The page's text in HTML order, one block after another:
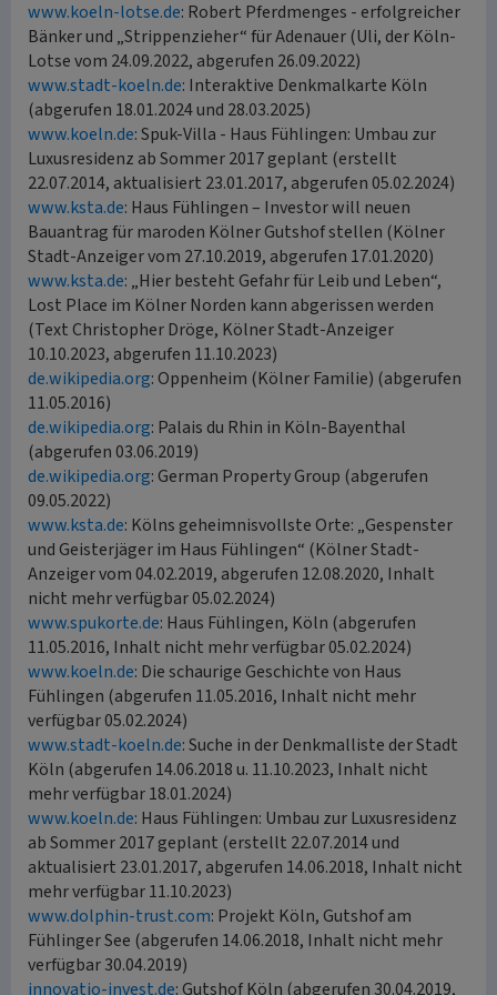
www.koeln-lotse.de: Robert Pferdmenges - erfolgreicher
Bänker und „Strippenzieher“ für Adenauer (Uli, der Köln-
Lotse vom 24.09.2022, abgerufen 26.09.2022)
www.stadt-koeln.de: Interaktive Denkmalkarte Köln
(abgerufen 18.01.2024 und 28.03.2025)
www.koeln.de: Spuk-Villa - Haus Fühlingen: Umbau zur
Luxusresidenz ab Sommer 2017 geplant (erstellt
22.07.2014, aktualisiert 23.01.2017, abgerufen 05.02.2024)
www.ksta.de: Haus Fühlingen – Investor will neuen
Bauantrag für maroden Kölner Gutshof stellen (Kölner
Stadt-Anzeiger vom 27.10.2019, abgerufen 17.01.2020)
www.ksta.de: „Hier besteht Gefahr für Leib und Leben“,
Lost Place im Kölner Norden kann abgerissen werden
(Text Christopher Dröge, Kölner Stadt-Anzeiger
10.10.2023, abgerufen 11.10.2023)
de.wikipedia.org: Oppenheim (Kölner Familie) (abgerufen
11.05.2016)
de.wikipedia.org: Palais du Rhin in Köln-Bayenthal
(abgerufen 03.06.2019)
de.wikipedia.org: German Property Group (abgerufen
09.05.2022)
www.ksta.de: Kölns geheimnisvollste Orte: „Gespenster
und Geisterjäger im Haus Fühlingen“ (Kölner Stadt-
Anzeiger vom 04.02.2019, abgerufen 12.08.2020, Inhalt
nicht mehr verfügbar 05.02.2024)
www.spukorte.de: Haus Fühlingen, Köln (abgerufen
11.05.2016, Inhalt nicht mehr verfügbar 05.02.2024)
www.koeln.de: Die schaurige Geschichte von Haus
Fühlingen (abgerufen 11.05.2016, Inhalt nicht mehr
verfügbar 05.02.2024)
www.stadt-koeln.de: Suche in der Denkmalliste der Stadt
Köln (abgerufen 14.06.2018 u. 11.10.2023, Inhalt nicht
mehr verfügbar 18.01.2024)
www.koeln.de: Haus Fühlingen: Umbau zur Luxusresidenz
ab Sommer 2017 geplant (erstellt 22.07.2014 und
aktualisiert 23.01.2017, abgerufen 14.06.2018, Inhalt nicht
mehr verfügbar 11.10.2023)
www.dolphin-trust.com: Projekt Köln, Gutshof am
Fühlinger See (abgerufen 14.06.2018, Inhalt nicht mehr
verfügbar 30.04.2019)
innovatio-invest.de: Gutshof Köln (abgerufen 30.04.2019,